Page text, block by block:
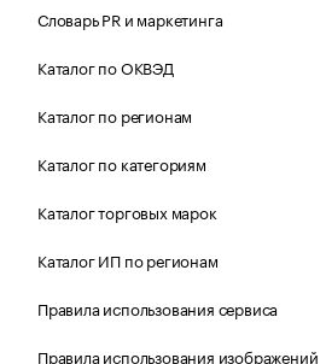
Словарь PR и маркетинга
Каталог по ОКВЭД
Каталог по регионам
Каталог по категориям
Каталог торговых марок
Каталог ИП по регионам
Правила использования сервиса
Правила использования изображений